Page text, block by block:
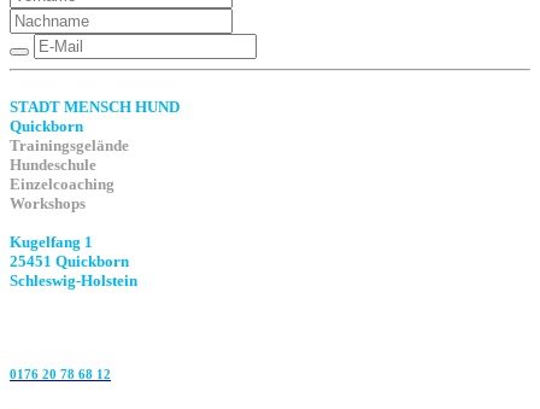
STADT MENSCH HUND
Quickborn
Trainingsgelände
Hundeschule
Einzelcoaching
Workshops
Kugelfang 1
25451 Quickborn
Schleswig-Holstein
0176 20 78 68 12